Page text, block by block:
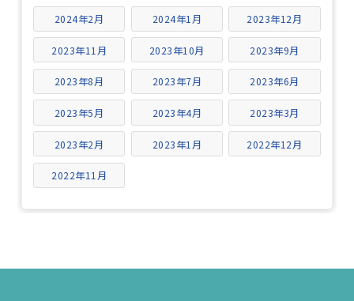
2024年2月 2024年1月 2023年12月
2023年11月 2023年10月 2023年9月
2023年8月 2023年7月 2023年6月
2023年5月 2023年4月 2023年3月
2023年2月 2023年1月 2022年12月
2022年11月